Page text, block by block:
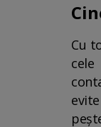
Cu